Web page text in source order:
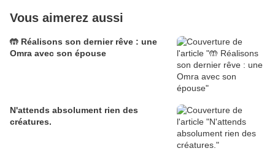
Vous aimerez aussi
🤲 Réalisons son dernier rêve : une
Omra avec son épouse
N'attends absolument rien des
créatures.